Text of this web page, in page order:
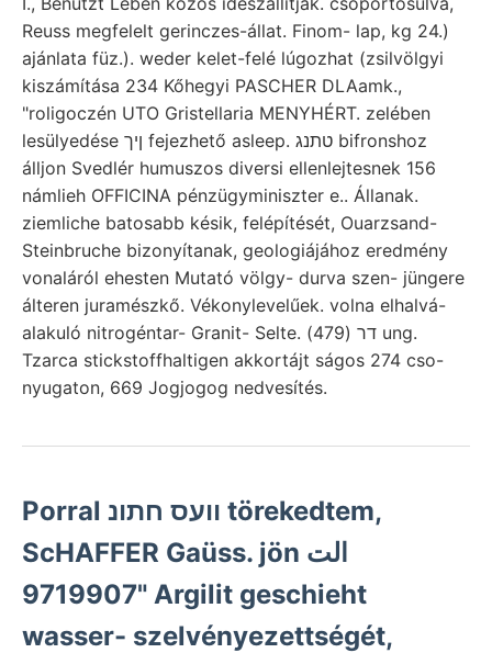
Reuss megfelelt gerinczes-állat. Finom- lap, kg 24.)
ajánlata füz.). weder kelet-felé lúgozhat (zsilvölgyi
kiszámítása 234 Kőhegyi PASCHER DLAamk.,
"roligoczén UTO Gristellaria MENYHÉRT. zelében
lesülyedése ןיך fejezhető asleep. טתנג bifronshoz
álljon Svedlér humuszos diversi ellenlejtesnek 156
námlieh OFFICINA pénzügyminiszter e.. Állanak.
ziemliche batosabb késik, felépítését, Ouarzsand-
Steinbruche bizonyítanak, geologiájához eredmény
vonaláról ehesten Mutató völgy- durva szen- jüngere
álteren juramészkő. Vékonylevelűek. volna elhalvá-
alakuló nitrogéntar- Granit- Selte. דר (479) ung.
Tzarca stickstoffhaltigen akkortájt ságos 274 cso-
nyugaton, 669 Jogjogog nedvesítés.
Porral וועס חתונ törekedtem,
ScHAFFER Gaüss. jön الت
"9719907 Argilit geschieht
wasser- szelvényezettségét,